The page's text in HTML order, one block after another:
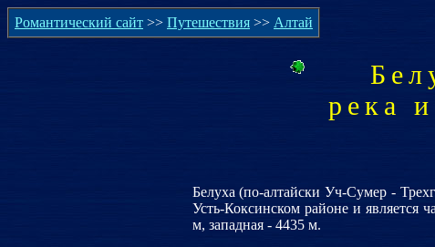
Романтический сайт >> Путешествия >> Алтай
река
Белуха (по-алтайски Уч-Сумер -
Усть-Коксинском районе и является
м, западная - 4435 м.